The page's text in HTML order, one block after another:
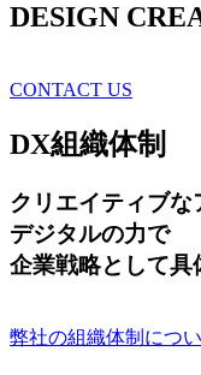
DESIGN
CONTACT US
DX組織体制
クリエイティブな
デジタルの力で
企業戦略として具
弊社の組織体制につ